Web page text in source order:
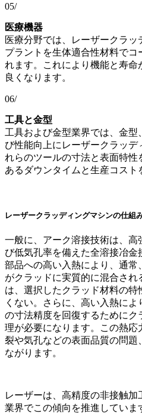
05/
医療機器
医療分野では、レーザークラ
プラントを生体適合性材料でコ
れます。これにより機能と寿命
良くなります。
06/
工具と金型
工具および金型業界では、金型
び性能向上にレーザークラッデ
れらのツールの寸法と表面特
あるダウンタイムと生産コスト
レーザークラッディングマシンの仕組
一般に、アーク溶接技術は、高
び低気孔率を備えた全溶接冶金
部品への高い入熱により、通
がクラッドに実質的に混合さ
は、選択したクラッド材料の
くない。さらに、高い入熱に
の寸法精度を回復するために
理が必要になります。この熱応
裂や気孔などの表面品質の問
ながります。
レーザーは、高精度の非接触
業界でこの傾向を推進していま